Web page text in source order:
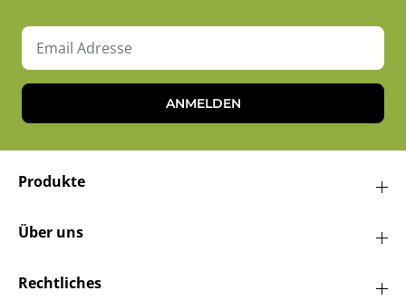
ANMELDEN
Produkte
Über uns
Rechtliches